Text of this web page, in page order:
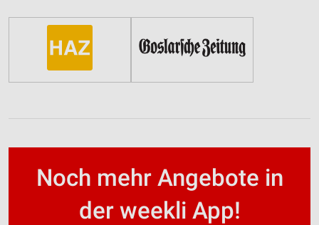
Noch mehr Angebote in
der weekli App!